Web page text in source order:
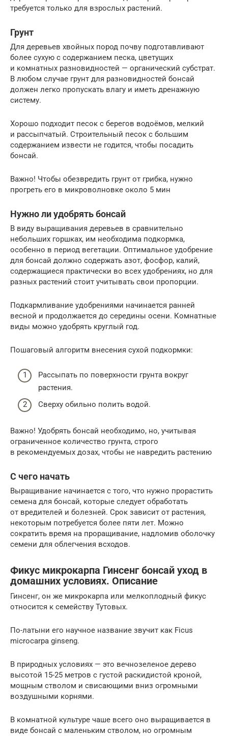
требуется только для взрослых растений.
Грунт
Для деревьев хвойных пород почву подготавливают
более сухую с содержанием песка, цветущих
и комнатных разновидностей — органический субстрат.
В любом случае грунт для разновидностей бонсай
должен легко пропускать влагу и иметь дренажную
систему.
Хорошо подходит песок с берегов водоёмов, мелкий
и рассыпчатый. Строительный песок с большим
содержанием извести не годится, чтобы посадить
бонсай.
Важно! Чтобы обезвредить грунт от грибка, нужно
прогреть его в микроволновке около 5 мин
Нужно ли удобрять бонсай
В виду выращивания деревьев в сравнительно
небольших горшках, им необходима подкормка,
особенно в период вегетации. Оптимальное удобрение
для бонсай должно содержать азот, фосфор, калий,
содержащиеся практически во всех удобрениях, но для
разных растений стоит учитывать свои пропорции.
Подкармливание удобрениями начинается ранней
весной и продолжается до середины осени. Комнатные
виды можно удобрять круглый год.
Пошаговый алгоритм внесения сухой подкормки:
Рассыпать по поверхности грунта вокруг
растения.
Сверху обильно полить водой.
Важно! Удобрять бонсай необходимо, но, учитывая
ограниченное количество грунта, строго
в рекомендуемых дозах, чтобы не навредить растению
С чего начать
Выращивание начинается с того, что нужно прорастить
семена для бонсай, которые следует обработать
от вредителей и болезней. Срок зависит от растения,
некоторым потребуется более пяти лет. Можно
сократить время на проращивание, надломив оболочку
семени для облегчения всходов.
Фикус микрокарпа Гинсенг бонсай уход в
домашних условиях. Описание
Гинсенг, он же микрокарпа или мелкоплодный фикус
относится к семейству Тутовых.
По-латыни его научное название звучит как Ficus
microcarpa ginseng.
В природных условиях — это вечнозеленое дерево
высотой 15-25 метров с густой раскидистой кроной,
мощным стволом и свисающими вниз огромными
воздушными корнями.
В комнатной культуре чаше всего оно выращивается в
виде бонсай с маленьким стволом, но огромным